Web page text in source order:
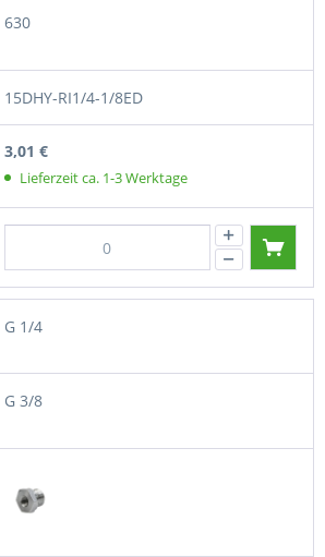
630
15DHY-RI1/4-1/8ED
3,01 €
Lieferzeit ca. 1-3 Werktage
G 1/4
G 3/8